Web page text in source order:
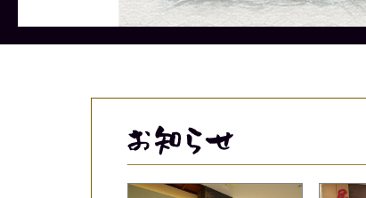
メニューに関しましては、季
メニューに関しましては、季
メニューに関しましては、季